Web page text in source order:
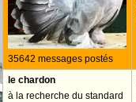
35642 messages postés
le chardon
à la recherche du standard